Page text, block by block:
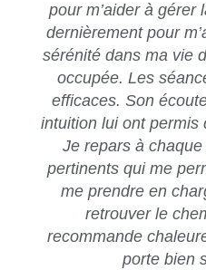
pour m’aider à gérer
dernièrement pour
sérénité dans ma vie
occupée. Les
efficaces. Son
intuition lui ont permis
Je repars à
pertinents qui me
me prendre en
retrouver le
recommande
porte bien